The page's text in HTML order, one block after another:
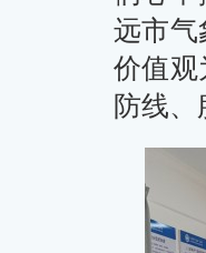
远市气
价值观
防线